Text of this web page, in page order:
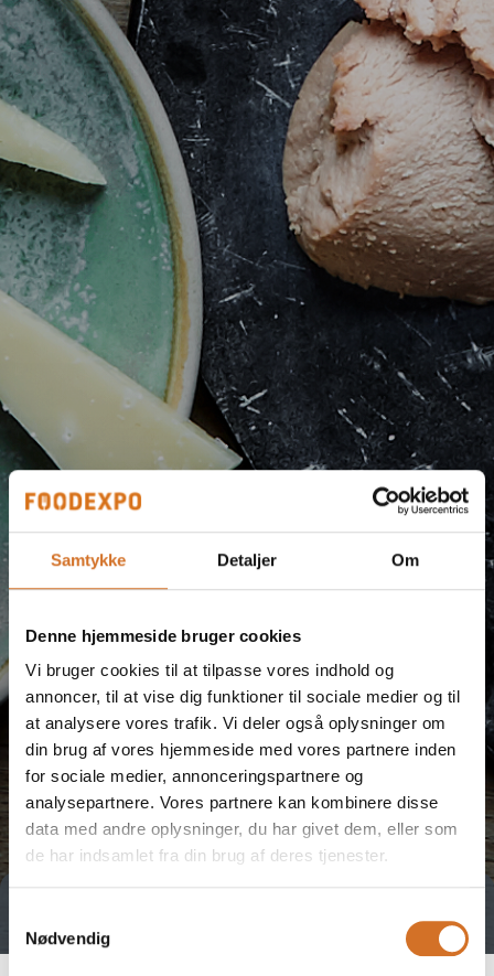
Samtykke Detaljer Om
Denne hjemmeside bruger cookies
Vi bruger cookies til at tilpasse vores indhold og
annoncer, til at vise dig funktioner til sociale medier og til
at analysere vores trafik. Vi deler også oplysninger om
din brug af vores hjemmeside med vores partnere inden
for sociale medier, annonceringspartnere og
analysepartnere. Vores partnere kan kombinere disse
data med andre oplysninger, du har givet dem, eller som
de har indsamlet fra din brug af deres tjenester.
Nødvendig